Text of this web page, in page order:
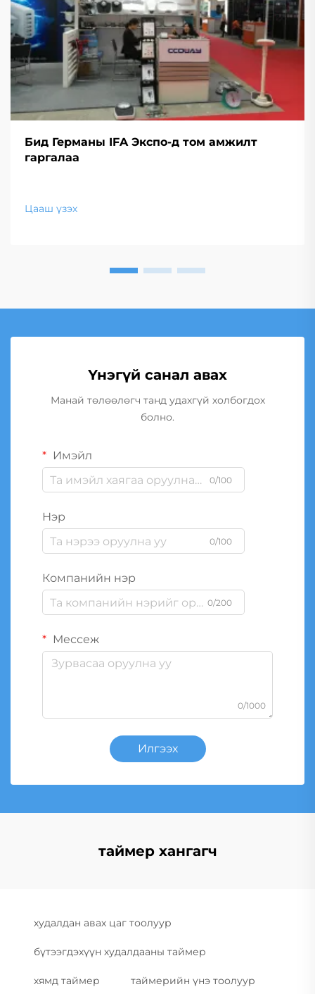
Бид Германы IFA Экспо-д том амжилт
гаргалаа
Цааш үзэх
Үнэгүй санал авах
Манай төлөөлөгч танд удахгүй холбогдох
болно.
Имэйл
0/100
Нэр
0/100
Компанийн нэр
0/200
Мессеж
0/1000
Илгээх
таймер хангагч
худалдан авах цаг тоолуур
бүтээгдэхүүн худалдааны таймер
хямд таймер таймерийн үнэ тоолуур